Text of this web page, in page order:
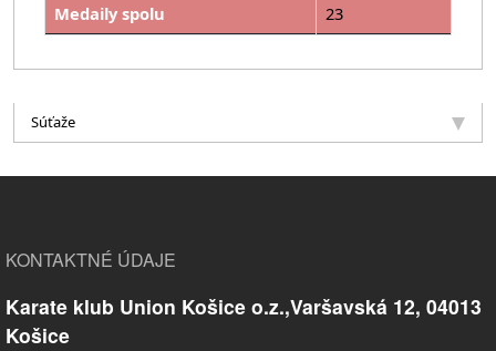
Medaily spolu
23
Súťaže
KONTAKTNÉ ÚDAJE
Karate klub Union Košice o.z.,Varšavská 12, 04013
Košice